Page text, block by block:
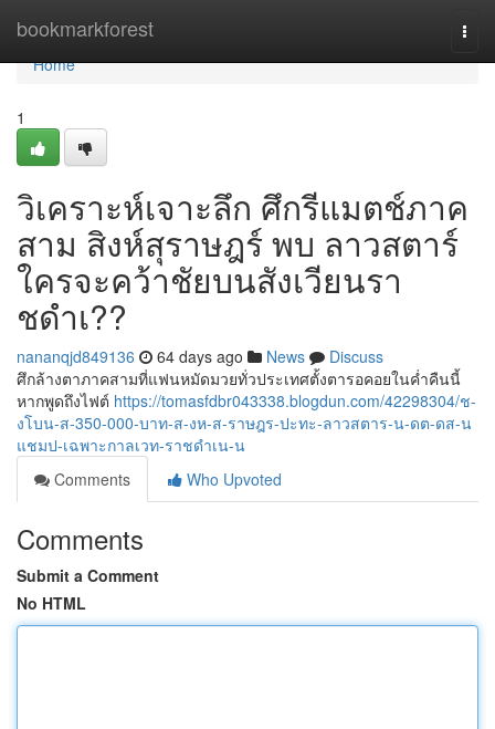
bookmarkforest
Home
Home
1
วิเคราะห์เจาะลึก ศึกรีแมตช์ภาค
สาม สิงห์สุราษฎร์ พบ ลาวสตาร์
ใครจะคว้าชัยบนสังเวียนรา
ชดำเ??
nananqjd849136 64 days ago News
Discuss
ศึกล้างตาภาคสามที่แฟนหมัดมวยทั่วประเทศตั้งตารอคอยในค่ำคืนนี้
หากพูดถึงไฟต์ https://tomasfdbr043338.blogdun.com/42298304/ช-
งโบน-ส-350-000-บาท-ส-งห-ส-ราษฎร-ปะทะ-ลาวสตาร-น-ดต-ดส-น
แชมป-เฉพาะกาลเวท-ราชดำเน-น
Comments
Who Upvoted
Comments
Submit a Comment
No HTML